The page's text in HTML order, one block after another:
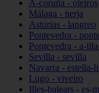
A-coruña - oleiros
Málaga - nerja
Asturias - langreo
Pontevedra -
Pontevedra - a-
Sevilla - sevilla
Navarra - estella-
Lugo - viveiro
Illes-balears - es-